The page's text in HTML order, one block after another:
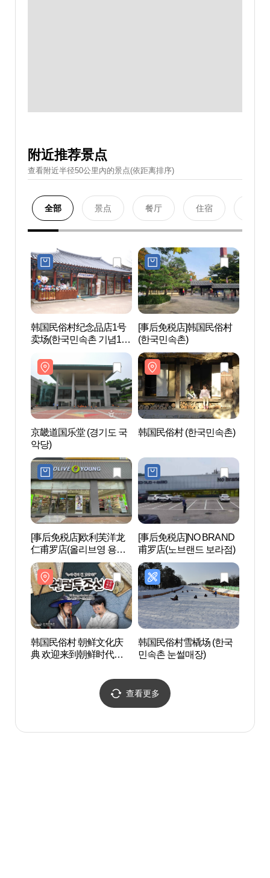
附近推荐景点
查看附近半径50公里內的景点(依距离排序)
全部 景点 餐厅 住宿
韩国民俗村纪念品店1号
卖场(한국민속촌 기념1매
[事后免税店]韩国民俗村
(한국민속촌)
京畿道国乐堂 (경기도 국
악당)
韩国民俗村 (한국민속촌)
[事后免税店]欧利芙洋龙
仁甫罗店(올리브영 용인
보라점)
[事后免税店]NO BRAND
甫罗店(노브랜드 보라점)
韩国民俗村 朝鲜文化庆
典 欢迎来到朝鲜时代
韩国民俗村雪橇场 (한국
민속촌 눈썰매장)
查看更多